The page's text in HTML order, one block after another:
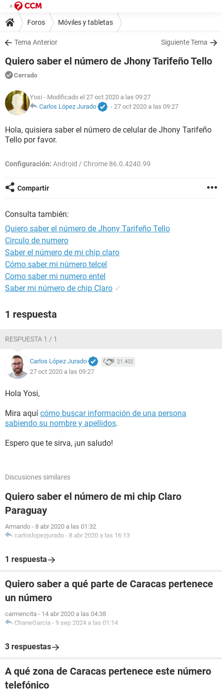
Foros Móviles y tabletas
Tema Anterior Siguiente Tema
Quiero saber el número de Jhony Tarifeño Tello
Cerrado
Yosi - Modificado el 27 oct 2020 a las 09:27
Carlos López Jurado
- 27 oct 2020 a las 09:27
Hola, quisiera saber el número de celular de Jhony Tarifeño
Tello por favor.
Configuración: Android / Chrome 86.0.4240.99
Compartir
Consulta también:
Quiero saber el número de Jhony Tarifeño Tello
Circulo de numero
Saber el número de mi chip claro
Cómo saber mi número telcel
Como saber mi numero entel
Saber mi número de chip Claro ✓
1 respuesta
RESPUESTA 1 / 1
Carlos López Jurado 21.402
27 oct 2020 a las 09:27
Hola Yosi,
Mira aquí cómo buscar información de una persona
sabiendo su nombre y apellidos.
Espero que te sirva, ¡un saludo!
Discusiones similares
Quiero saber el número de mi chip Claro
Paraguay
Armando - 8 abr 2020 a las 01:32
carloslopezjurado - 8 abr 2020 a las 16:13
1 respuesta
Quiero saber a qué parte de Caracas pertenece
un número
carmencita - 14 abr 2020 a las 04:38
ChaneGarcia - 9 sep 2024 a las 01:14
3 respuestas
A qué zona de Caracas pertenece este número
telefónico